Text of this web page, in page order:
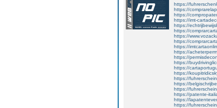
https://
https://
https://
https://imt-
https://
https://
https://
https://
https://
https://
https://
https://
https://
https://
https://
https://
https://
https://patente-
https://
https://